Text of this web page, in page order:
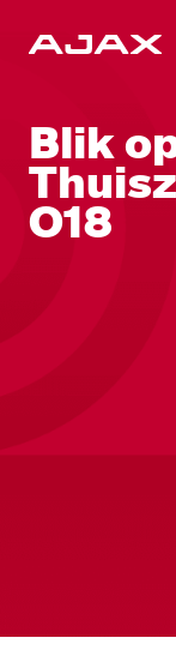
Blik
O18